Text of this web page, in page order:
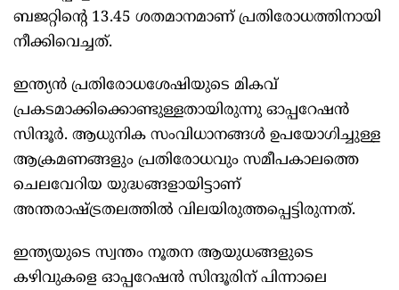
ബജറ്റിന്റെ 13.45 ശതമാനമാണ് പ്രതിരോധത്തിനായി
നീക്കിവെച്ചത്.
ഇന്ത്യൻ പ്രതിരോധശേഷിയുടെ മികവ്
പ്രകടമാക്കിക്കൊണ്ടുള്ളതായിരുന്നു ഓപ്പറേഷൻ
സിന്ദൂർ. ആധുനിക സംവിധാനങ്ങള്‍ ഉപയോഗിച്ചുള്ള
ആക്രമണങ്ങളും പ്രതിരോധവും സമീപകാലത്തെ
ചെലവേറിയ യുദ്ധങ്ങളായിട്ടാണ്
അന്തരാഷ്ട്രതലത്തില്‍ വിലയിരുത്തപ്പെട്ടിരുന്നത്.
ഇന്ത്യയുടെ സ്വന്തം നൂതന ആയുധങ്ങളുടെ
കഴിവുകളെ ഓപ്പറേഷൻ സിന്ദൂരിന് പിന്നാലെ